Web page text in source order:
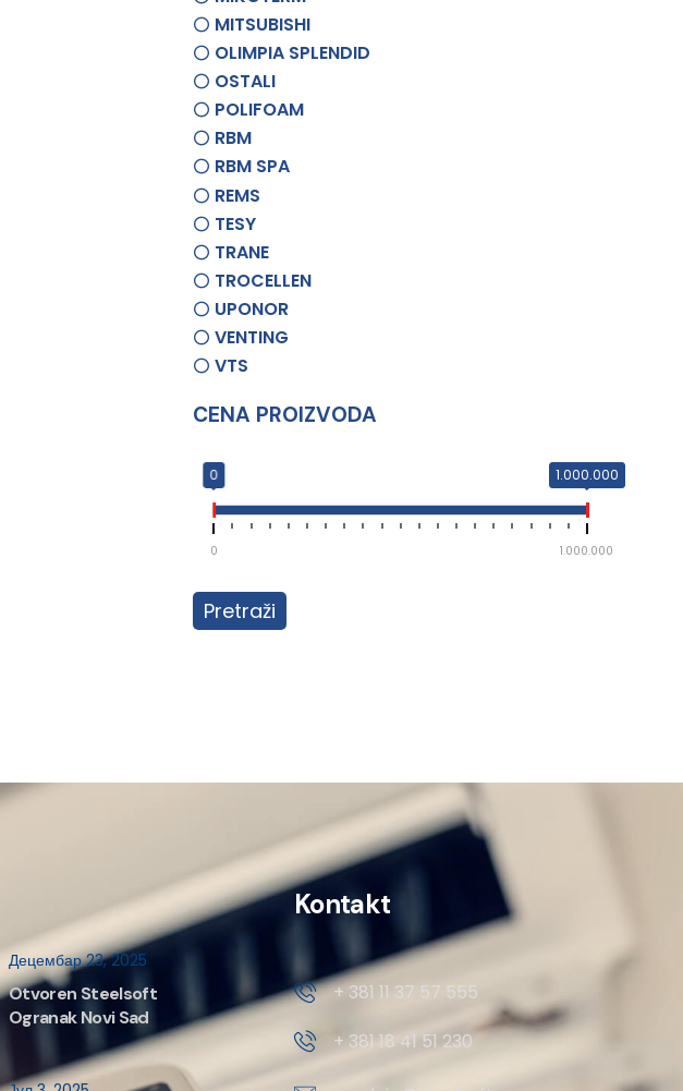
MITSUBISHI
OLIMPIA SPLENDID
OSTALI
POLIFOAM
RBM
RBM SPA
REMS
TESY
TRANE
TROCELLEN
UPONOR
VENTING
VTS
CENA PROIZVODA
0 1.000.000
0 1.000.000
Pretraži
Децембар 23, 2025
Otvoren Steelsoft
Ogranak Novi Sad
Kontakt
+ 381 11 37 57 555
+ 381 18 41 51 230